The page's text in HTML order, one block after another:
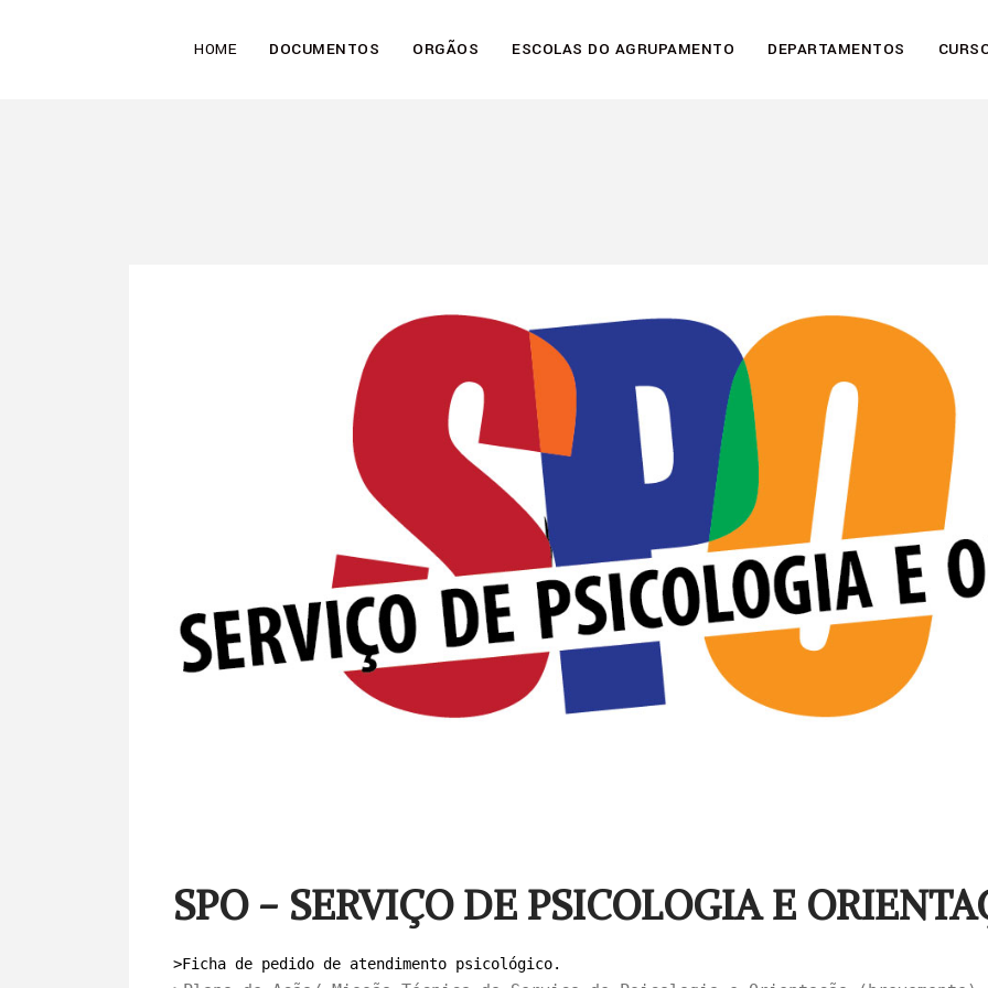
HOME DOCUMENTOS ORGÃOS ESCOLAS DO AGRUPAMENTO DEPARTAMENTOS
SPO - SERVIÇO DE PSICOLOGIA E
>Ficha de pedido de atendimento psicológico.